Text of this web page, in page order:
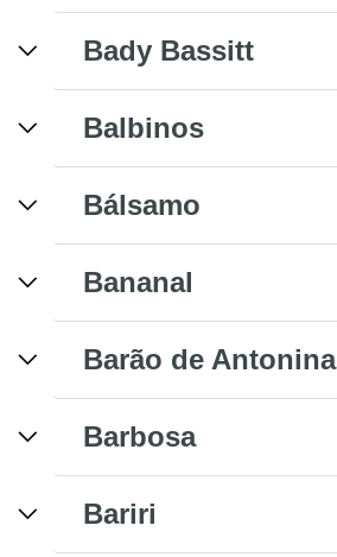
Bady Bassitt
Balbinos
Bálsamo
Bananal
Barão de Antonina
Barbosa
Bariri